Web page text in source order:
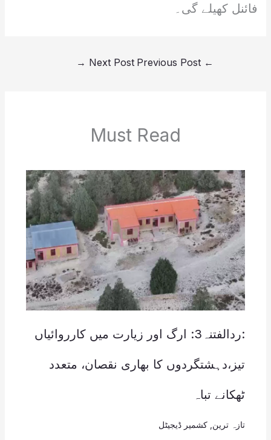
فائنل کھیلے گی۔
←
Next Post
→
Must Read
:ردالفتنہ3: ارگ اور زیارت میں کارروائیاں
تیز،دہشتگردوں کا بھاری نقصان، متعدد
ٹھکانے تباہ
تازہ ترین کشمیر ڈیجیٹل